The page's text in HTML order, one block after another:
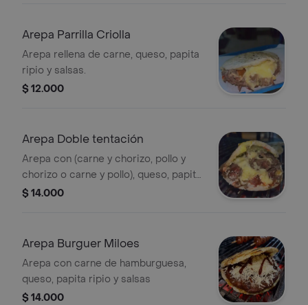
Arepa Parrilla Criolla
Arepa rellena de carne, queso, papita
ripio y salsas.
$ 12.000
Arepa Doble tentación
Arepa con (carne y chorizo, pollo y
chorizo o carne y pollo), queso, papita
ripio y salsas
$ 14.000
Arepa Burguer Miloes
Arepa con carne de hamburguesa,
queso, papita ripio y salsas
$ 14.000